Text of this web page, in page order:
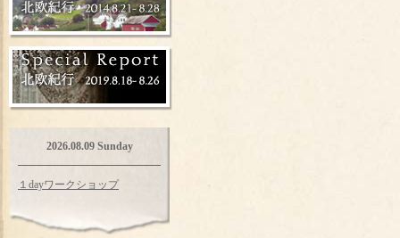
2026.08.09 Sunday
１dayワークショップ